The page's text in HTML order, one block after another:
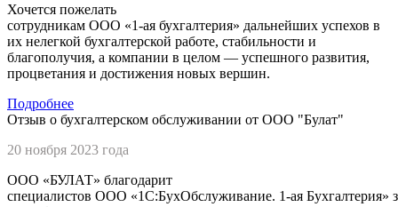
Хочется пожелать
сотрудникам ООО «1-ая бухгалтерия» дальнейших успехов в
их нелегкой бухгалтерской работе, стабильности и
благополучия, а компании в целом — успешного развития,
процветания и достижения новых вершин.
Подробнее
Отзыв о бухгалтерском обслуживании от ООО "Булат"
20 ноября 2023 года
ООО «БУЛАТ» благодарит
специалистов ООО «1С:БухОбслуживание. 1-ая Бухгалтерия»